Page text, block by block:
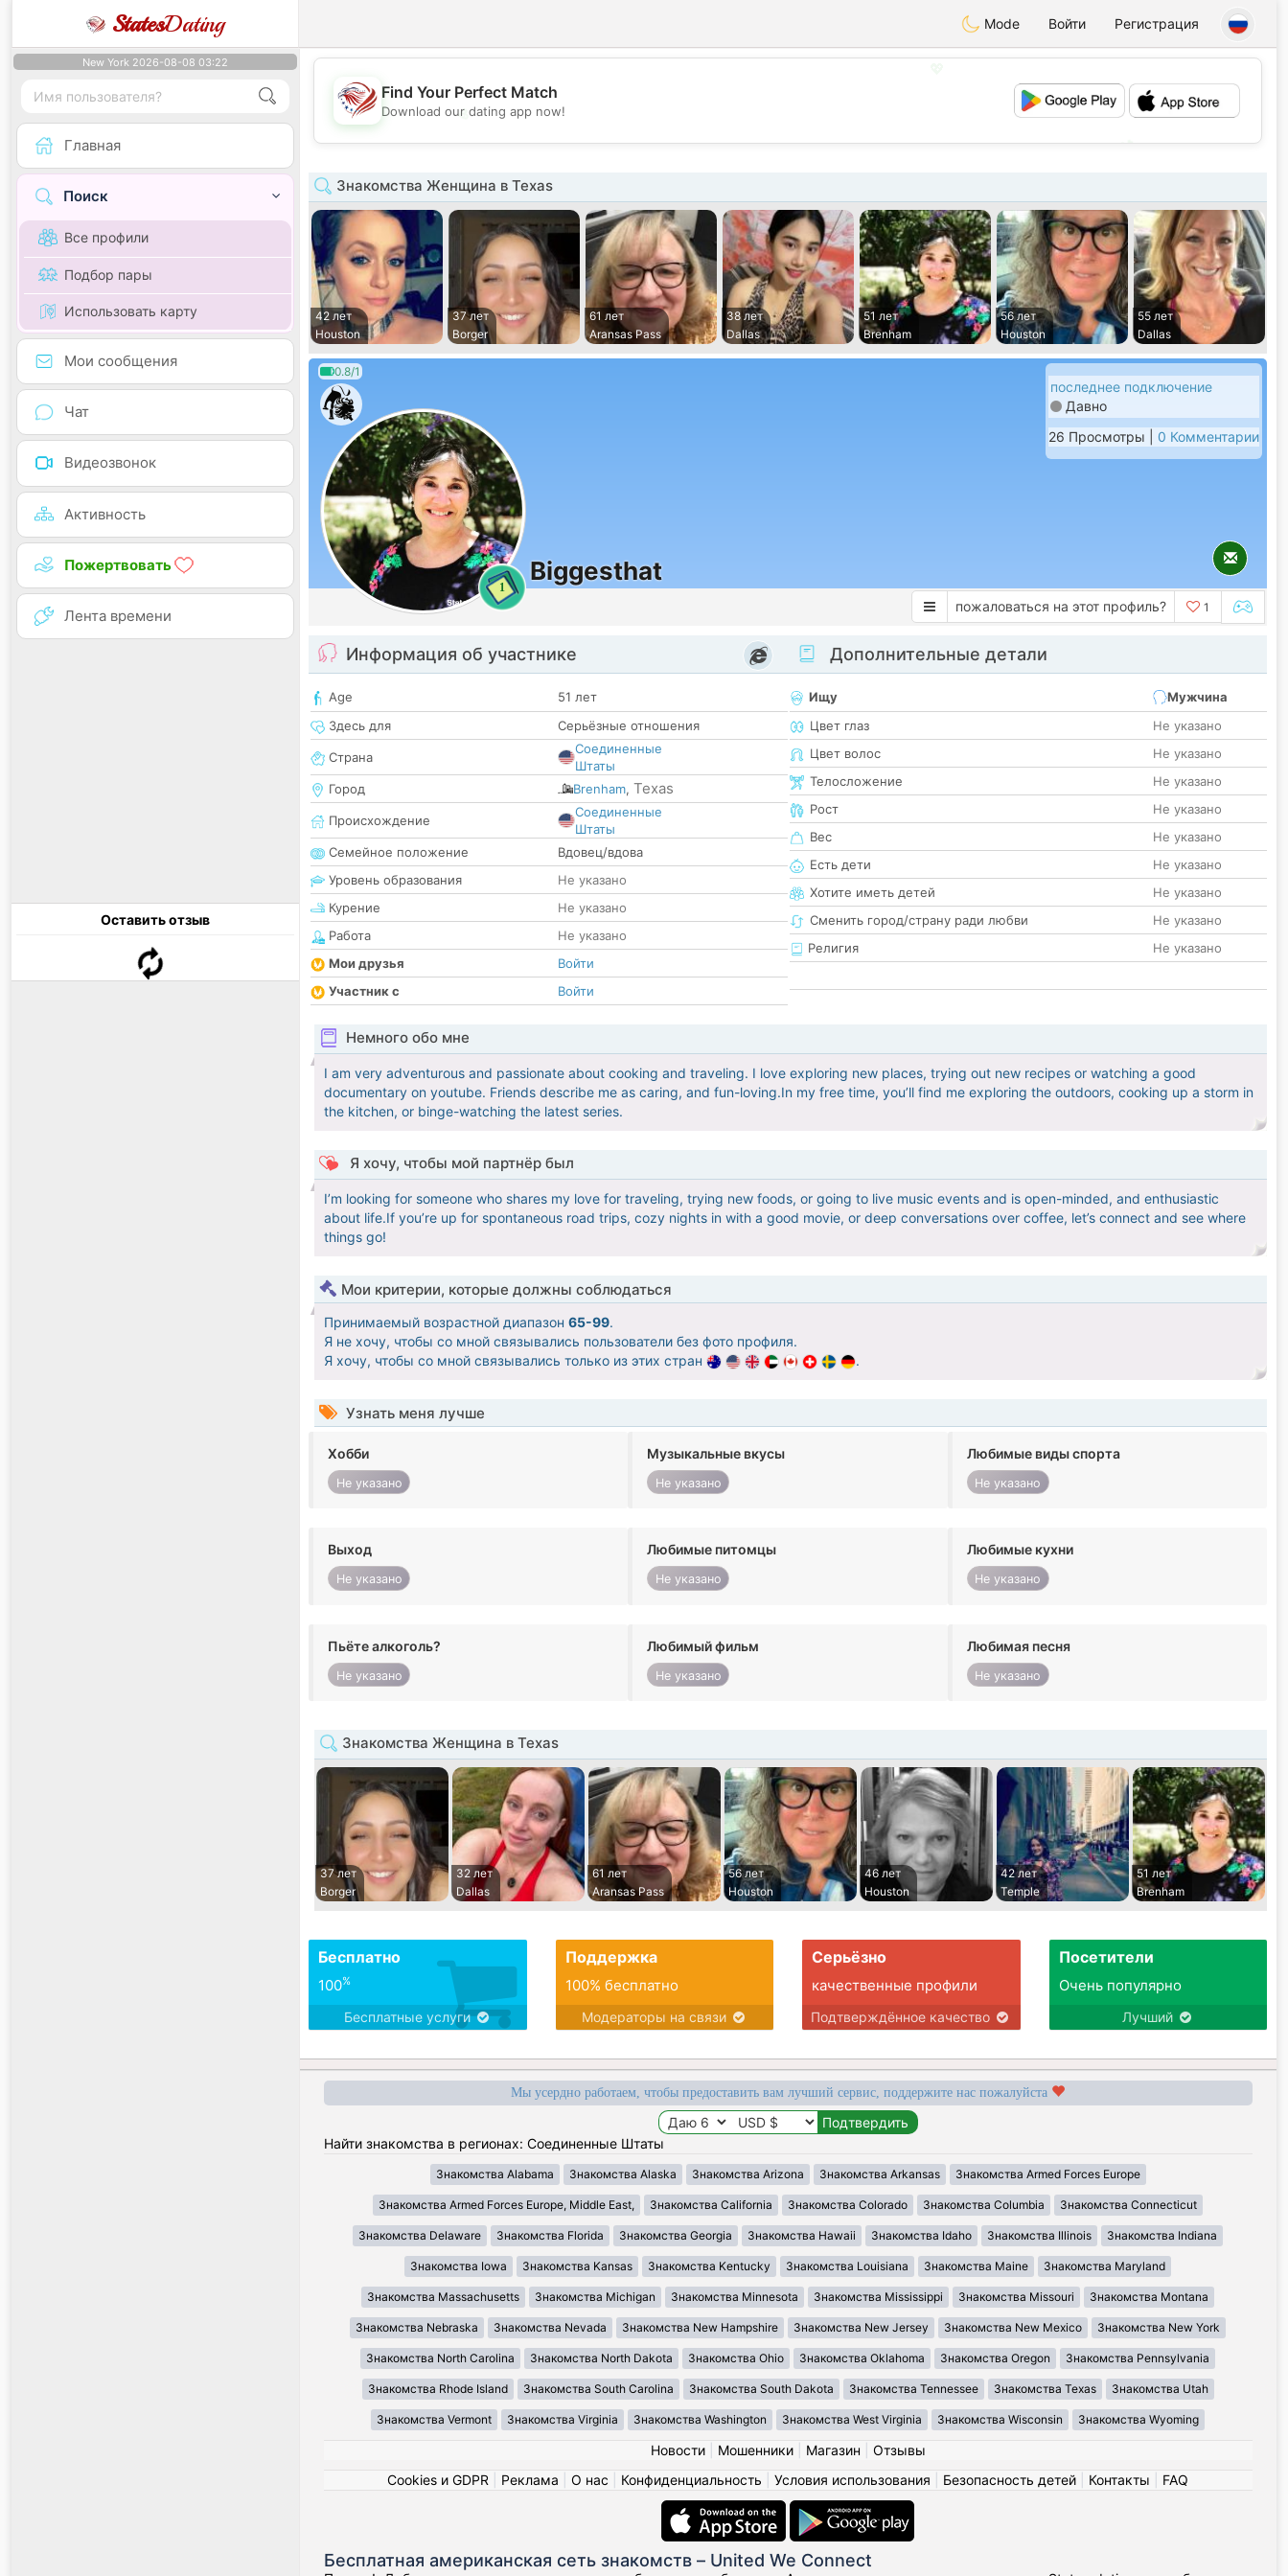
StatesDating Mode Войти Регистрация
New York 2026-08-08 03:22
Главная
Поиск
Все профили
Подбор пары
Использовать карту
Мои сообщения
Чат
Видеозвонок
Активность
Пожертвовать
Лента времени
Оставить отзыв
💕
Find Your Perfect Match
Download our dating app now!
Знакомства Женщина в Texas
42 лет
Houston
37 лет
Borger
61 лет
Aransas Pass
38 лет
Dallas
51 лет
Brenham
56 лет
Houston
55 лет
Dallas
0.8/1
1
Biggesthat
последнее подключение
Давно
26 Просмотры | 0 Комментарии
пожаловаться на этот профиль? 1
Информация об участнике
Age
51 лет
Здесь для
Серьёзные отношения
Страна
Соединенные
Штаты
Город
Brenham, Texas
Происхождение
Соединенные
Штаты
Семейное положение
Вдовец/вдова
Уровень образования
Не указано
Курение
Не указано
Работа
Не указано
Мои друзья
Войти
Участник с
Войти
Дополнительные детали
Ищу
Мужчина
Цвет глаз
Не указано
Цвет волос
Не указано
Телосложение
Не указано
Рост
Не указано
Вес
Не указано
Есть дети
Не указано
Хотите иметь детей
Не указано
Сменить город/страну ради любви
Не указано
Религия
Не указано
Немного обо мне
I am very adventurous and passionate about cooking and traveling. I love exploring new places, trying out new recipes or watching a good
documentary on youtube. Friends describe me as caring, and fun-loving.In my free time, you’ll find me exploring the outdoors, cooking up a storm in
the kitchen, or binge-watching the latest series.
Я хочу, чтобы мой партнёр был
I’m looking for someone who shares my love for traveling, trying new foods, or going to live music events and is open-minded, and enthusiastic
about life.If you’re up for spontaneous road trips, cozy nights in with a good movie, or deep conversations over coffee, let’s connect and see where
things go!
Мои критерии, которые должны соблюдаться
Принимаемый возрастной диапазон 65-99.
Я не хочу, чтобы со мной связывались пользователи без фото профиля.
Я хочу, чтобы со мной связывались только из этих стран
.
Узнать меня лучше
Хобби
Не указано
Музыкальные вкусы
Не указано
Любимые виды спорта
Не указано
Выход
Не указано
Любимые питомцы
Не указано
Любимые кухни
Не указано
Пьёте алкоголь?
Не указано
Любимый фильм
Не указано
Любимая песня
Не указано
Знакомства Женщина в Texas
37 лет
Borger
32 лет
Dallas
61 лет
Aransas Pass
56 лет
Houston
46 лет
Houston
42 лет
Temple
51 лет
Brenham
Бесплатно
100%
Бесплатные услуги
Поддержка
100% бесплатно
Модераторы на связи
Серьёзно
качественные профили
Подтверждённое качество
Посетители
Очень популярно
Лучший
Мы усердно работаем, чтобы предоставить вам лучший сервис, поддержите нас пожалуйста
Найти знакомства в регионах: Соединенные Штаты
Знакомства Alabama Знакомства Alaska Знакомства Arizona Знакомства Arkansas Знакомства Armed Forces Europe
Знакомства Armed Forces Europe, Middle East, Знакомства California Знакомства Colorado Знакомства Columbia Знакомства Connecticut
Знакомства Delaware Знакомства Florida Знакомства Georgia Знакомства Hawaii Знакомства Idaho Знакомства Illinois Знакомства Indiana
Знакомства Iowa Знакомства Kansas Знакомства Kentucky Знакомства Louisiana Знакомства Maine Знакомства Maryland
Знакомства Massachusetts Знакомства Michigan Знакомства Minnesota Знакомства Mississippi Знакомства Missouri Знакомства Montana
Знакомства Nebraska Знакомства Nevada Знакомства New Hampshire Знакомства New Jersey Знакомства New Mexico Знакомства New York
Знакомства North Carolina Знакомства North Dakota Знакомства Ohio Знакомства Oklahoma Знакомства Oregon Знакомства Pennsylvania
Знакомства Rhode Island Знакомства South Carolina Знакомства South Dakota Знакомства Tennessee Знакомства Texas Знакомства Utah
Знакомства Vermont Знакомства Virginia Знакомства Washington Знакомства West Virginia Знакомства Wisconsin Знакомства Wyoming
Новости| Мошенники| Магазин
Отзывы
Cookies и GDPR
Реклама О нас Конфиденциальность Условия использования Безопасность детей Контакты FAQ
Бесплатная американская сеть знакомств – United We Connect